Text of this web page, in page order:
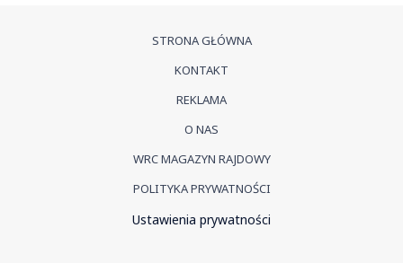
STRONA GŁÓWNA
KONTAKT
REKLAMA
O NAS
WRC MAGAZYN RAJDOWY
POLITYKA PRYWATNOŚCI
Ustawienia prywatności